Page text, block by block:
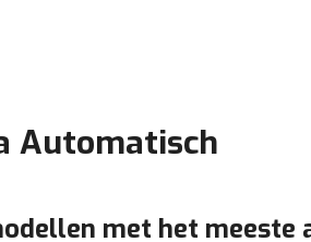
Automatisch
met het meeste